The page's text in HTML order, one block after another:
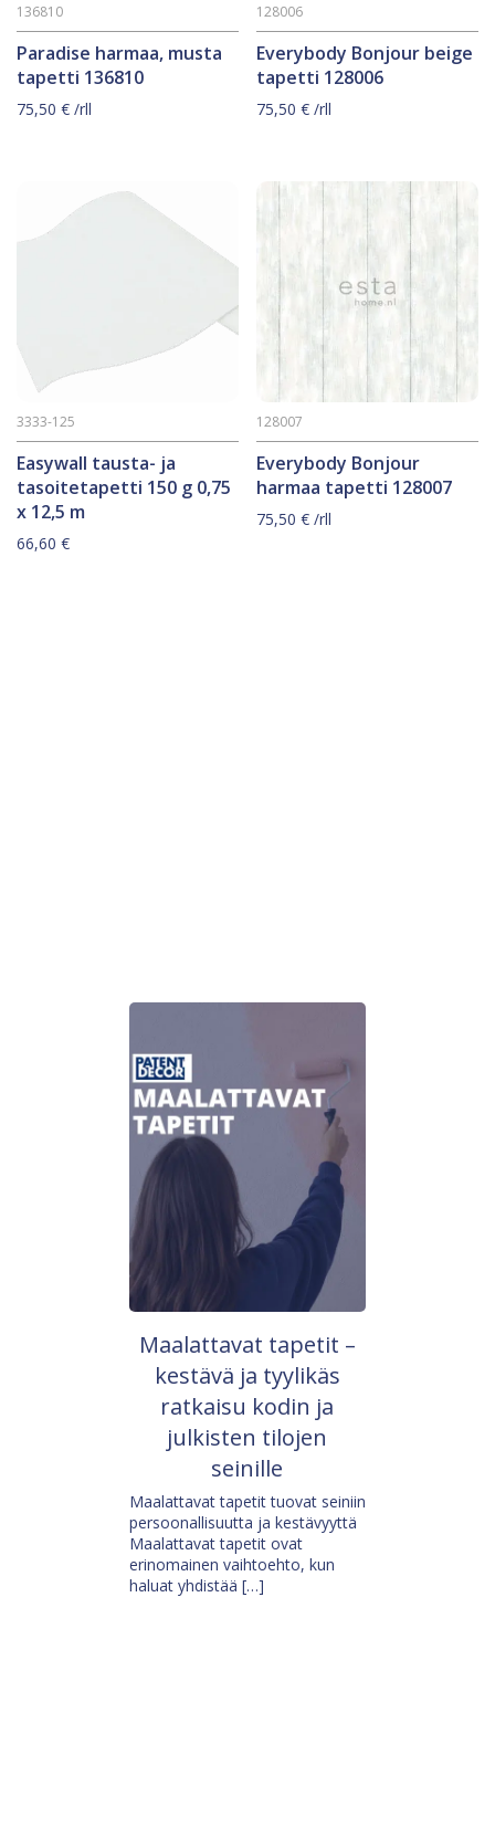
Paradise harmaa, musta
tapetti 136810
136810
75,50 € /rll
Everybody Bonjour beige
tapetti 128006
128006
75,50€ /rll
Easywall tausta- ja
tasoitetapetti 150 g 0,75
x 12,5 m
3333-125
66,60 €
Everybody Bonjour
harmaa tapetti 128007
128007
75,50€ /rll
Maalattavat tapetit –
kestävä ja tyylikäs
ratkaisu kodin ja
julkisten tilojen
seinille
Maalattavat tapetit tuovat seiniin
persoonallisuutta ja kestävyyttä
Maalattavat tapetit ovat
erinomainen vaihtoehto, kun
haluat yhdistää […]